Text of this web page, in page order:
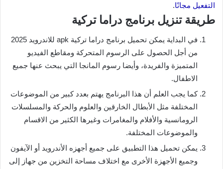
التفعيل مجانًا.
طريقة تنزيل برنامج دراما تركية
في البداية يمكن تحميل برنامج دراما تركية apk للاندرويد 2025
من أجل الحصول على الرسوم المتحركة ومقاطع الفيديو
المتميزة والفريدة، وأيضا رسوم المانجا التي يبحث عنها جميع
الاطفال.
كما يجب العلم أن هذا البرنامج يهتم بعدد كبير من الموضوعات
المختلفة مثل الأبطال الخارقين والعلوم والحركة والمسلسلات
الرومانسية والأفلام والمغامرات وغيرها الكثير من الاقسام
والموضوعات المختلفة.
يمكن تحميل هذا التطبيق على جميع أجهزه الأندرويد أو الآيفون
وجميع الأجهزة الأخرى مع اختلاف مساحة التخزين من جهاز إلى